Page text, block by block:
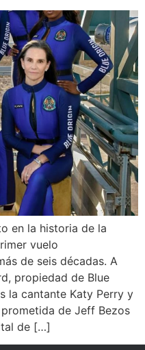
en la historia de la
vuelo
de seis décadas. A
propiedad de Blue
la cantante Katy Perry y
de Jeff Bezos
de […]